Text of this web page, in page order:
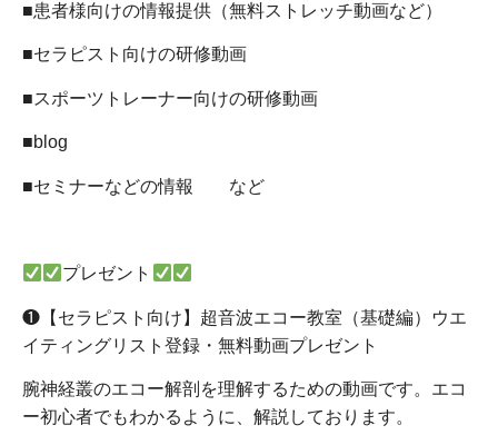
■患者様向けの情報提供（無料ストレッチ動画など）
■セラピスト向けの研修動画
■スポーツトレーナー向けの研修動画
■blog
■セミナーなどの情報 など
プレゼント
❶【セラピスト向け】超音波エコー教室（基礎編）ウエ
イティングリスト登録・無料動画プレゼント
腕神経叢のエコー解剖を理解するための動画です。エコ
ー初心者でもわかるように、解説しております。